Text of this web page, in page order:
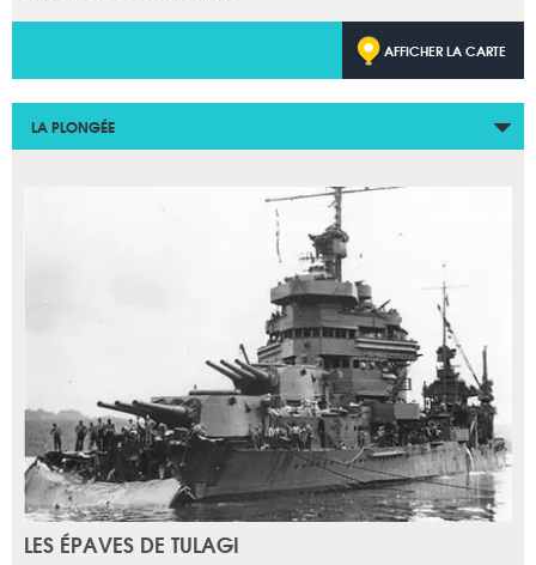
AFFICHER LA CARTE
LA PLONGÉE
LES ÉPAVES DE TULAGI